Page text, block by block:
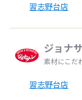
習志野台店
ジョナ
素材にこだ
習志野台店